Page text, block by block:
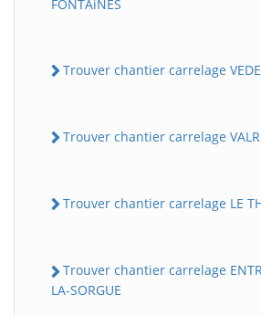
FONTAiNES
Trouver chantier carrelage
Trouver chantier carrelage
Trouver chantier carrelage LE
Trouver chantier carrelage
LA-SORGUE